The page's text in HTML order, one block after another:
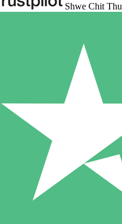
Shwe Chit Thu